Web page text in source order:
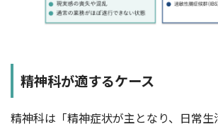
精神科が適するケース
精神科は「精神症状が主となり、日常